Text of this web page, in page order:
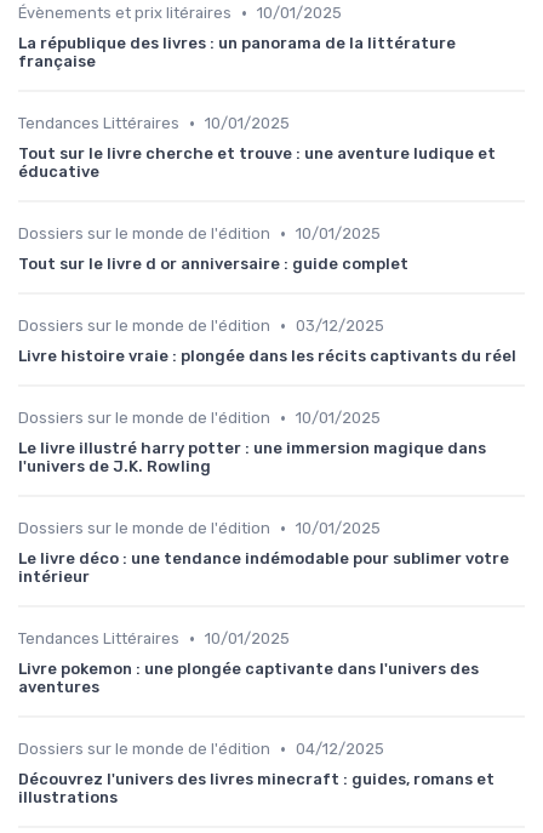
Évènements et prix litéraires • 10/01/2025
La république des livres : un panorama de la littérature
française
Tendances Littéraires • 10/01/2025
Tout sur le livre cherche et trouve : une aventure ludique et
éducative
Dossiers sur le monde de l'édition • 10/01/2025
Tout sur le livre d or anniversaire : guide complet
Dossiers sur le monde de l'édition • 03/12/2025
Livre histoire vraie : plongée dans les récits captivants du réel
Dossiers sur le monde de l'édition • 10/01/2025
Le livre illustré harry potter : une immersion magique dans
l'univers de J.K. Rowling
Dossiers sur le monde de l'édition • 10/01/2025
Le livre déco : une tendance indémodable pour sublimer votre
intérieur
Tendances Littéraires • 10/01/2025
Livre pokemon : une plongée captivante dans l'univers des
aventures
Dossiers sur le monde de l'édition • 04/12/2025
Découvrez l'univers des livres minecraft : guides, romans et
illustrations